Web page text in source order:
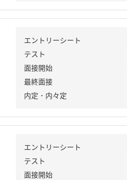
エントリーシート
テスト
面接開始
最終面接
内定・内々定
エントリーシート
テスト
面接開始